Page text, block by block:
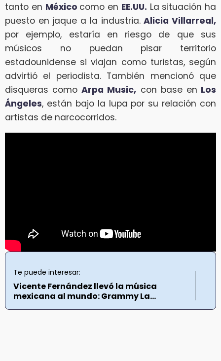
tanto en México como en EE.UU. La situación ha
puesto en jaque a la industria.Alicia Villarreal,
por ejemplo, estaría en riesgo de que sus
músicos no puedan pisar territorio
estadounidense si viajan como turistas, según
advirtió el periodista. También mencionó que
disqueras comoArpa Music, con base en Los
Ángeles, están bajo la lupa por su relación con
artistas de narcocorridos.
Te puede interesar:
Vicente Fernández llevó la música
mexicana al mundo: Grammy La...